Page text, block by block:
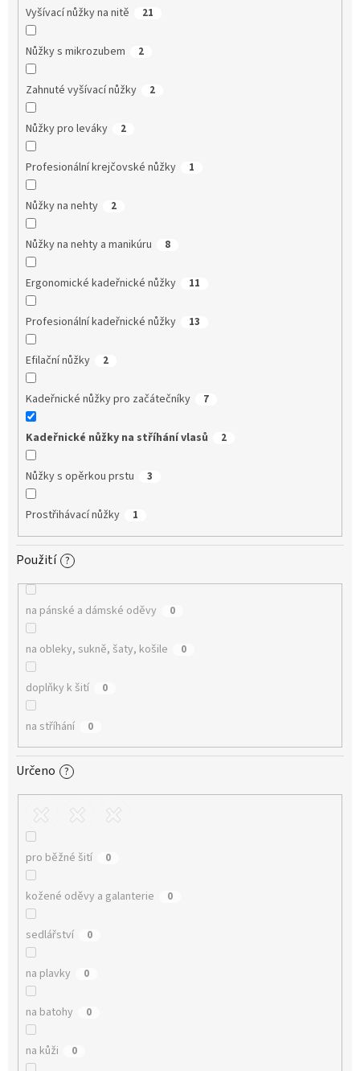
Vyšívací nůžky na nitě 21
Nůžky s mikrozubem 2
Zahnuté vyšívací nůžky 2
Nůžky pro leváky 2
Profesionální krejčovské nůžky 1
Nůžky na nehty 2
Nůžky na nehty a manikúru 8
Ergonomické kadeřnické nůžky 11
Profesionální kadeřnické nůžky 13
Efilační nůžky 2
Kadeřnické nůžky pro začátečníky 7
Kadeřnické nůžky na stříhání vlasů 2
Nůžky s opěrkou prstu 3
Prostřihávací nůžky 1
Použití ?
na pánské a dámské oděvy 0
na obleky, sukně, šaty, košile 0
doplňky k šití 0
na stříhání 0
Určeno ?
pro běžné šití 0
kožené oděvy a galanterie 0
sedlářství 0
na plavky 0
na batohy 0
na kůži 0